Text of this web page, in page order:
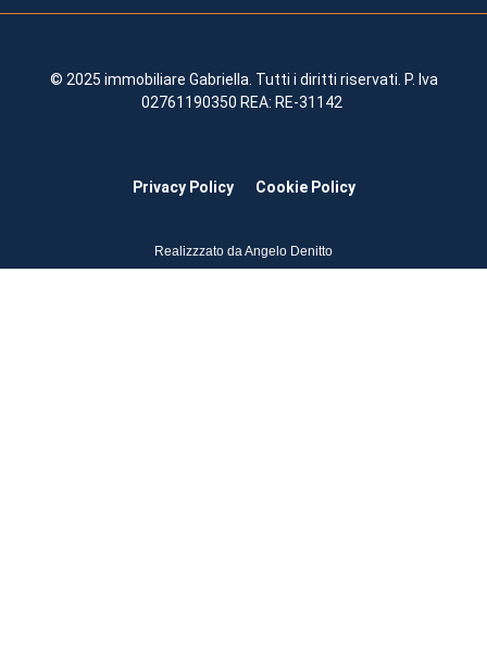
© 2025 immobiliare Gabriella. Tutti i diritti riservati. P. Iva
02761190350 REA: RE-31142
Privacy Policy Cookie Policy
Realizzzato da Angelo Denitto